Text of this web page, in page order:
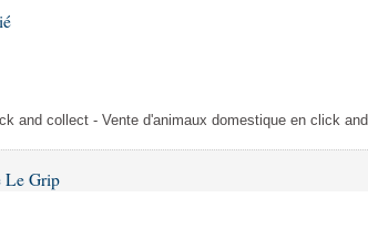
and collect - Vente d'animaux domestique en click and
Le Grip